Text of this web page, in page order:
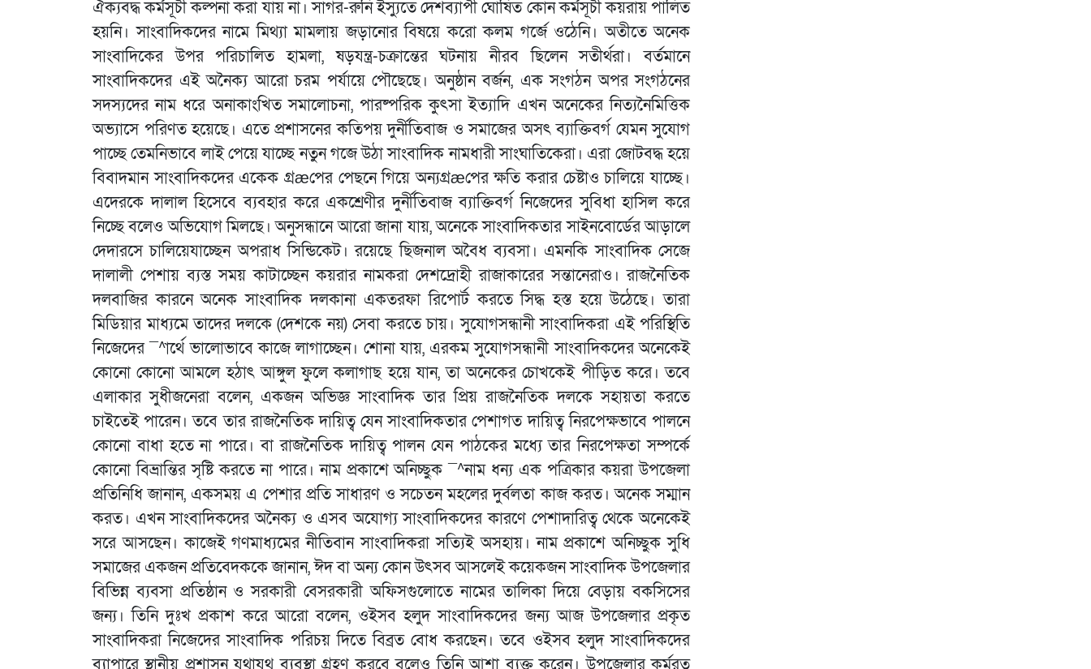
ঐক্যবদ্ধ কর্মসূচী কল্পনা করা যায় না। সাগর-রুনি ইস্যুতে দেশব্যাপী ঘোষিত কোন কর্মসূচী কয়রায় পালিত
হয়নি। সাংবাদিকদের নামে মিথ্যা মামলায় জড়ানোর বিষয়ে করো কলম গর্জে ওঠেনি। অতীতে অনেক
সাংবাদিকের উপর পরিচালিত হামলা, ষড়যন্ত্র-চক্রান্তের ঘটনায় নীরব ছিলেন সতীর্থরা। বর্তমানে
সাংবাদিকদের এই অনৈক্য আরো চরম পর্যায়ে পৌছেছে। অনুষ্ঠান বর্জন, এক সংগঠন অপর সংগঠনের
সদস্যদের নাম ধরে অনাকাংখিত সমালোচনা, পারষ্পরিক কুৎসা ইত্যাদি এখন অনেকের নিত্যনৈমিত্তিক
অভ্যাসে পরিণত হয়েছে। এতে প্রশাসনের কতিপয় দুর্নীতিবাজ ও সমাজের অসৎ ব্যাক্তিবর্গ যেমন সুযোগ
পাচ্ছে তেমনিভাবে লাই পেয়ে যাচ্ছে নতুন গজে উঠা সাংবাদিক নামধারী সাংঘাতিকেরা। এরা জোটবদ্ধ হয়ে
বিবাদমান সাংবাদিকদের একেক গ্রæপের পেছনে গিয়ে অন্যগ্রæপের ক্ষতি করার চেষ্টাও চালিয়ে যাচ্ছে।
এদেরকে দালাল হিসেবে ব্যবহার করে একশ্রেণীর দুর্নীতিবাজ ব্যাক্তিবর্গ নিজেদের সুবিধা হাসিল করে
নিচ্ছে বলেও অভিযোগ মিলছে। অনুসন্ধানে আরো জানা যায়, অনেকে সাংবাদিকতার সাইনবোর্ডের আড়ালে
দেদারসে চালিয়েযাচ্ছেন অপরাধ সিন্ডিকেট। রয়েছে ছিজনাল অবৈধ ব্যবসা। এমনকি সাংবাদিক সেজে
দালালী পেশায় ব্যস্ত সময় কাটাচ্ছেন কয়রার নামকরা দেশদ্রোহী রাজাকারের সন্তানেরাও। রাজনৈতিক
দলবাজির কারনে অনেক সাংবাদিক দলকানা একতরফা রিপোর্ট করতে সিদ্ধ হস্ত হয়ে উঠেছে। তারা
মিডিয়ার মাধ্যমে তাদের দলকে (দেশকে নয়) সেবা করতে চায়। সুযোগসন্ধানী সাংবাদিকরা এই পরিস্থিতি
নিজেদের ¯^ার্থে ভালোভাবে কাজে লাগাচ্ছেন। শোনা যায়, এরকম সুযোগসন্ধানী সাংবাদিকদের অনেকেই
কোনো কোনো আমলে হঠাৎ আঙ্গুল ফুলে কলাগাছ হয়ে যান, তা অনেকের চোখকেই পীড়িত করে। তবে
এলাকার সুধীজনেরা বলেন, একজন অভিজ্ঞ সাংবাদিক তার প্রিয় রাজনৈতিক দলকে সহায়তা করতে
চাইতেই পারেন। তবে তার রাজনৈতিক দায়িত্ব যেন সাংবাদিকতার পেশাগত দায়িত্ব নিরপেক্ষভাবে পালনে
কোনো বাধা হতে না পারে। বা রাজনৈতিক দায়িত্ব পালন যেন পাঠকের মধ্যে তার নিরপেক্ষতা সম্পর্কে
কোনো বিভ্রান্তির সৃষ্টি করতে না পারে। নাম প্রকাশে অনিচ্ছুক ¯^নাম ধন্য এক পত্রিকার কয়রা উপজেলা
প্রতিনিধি জানান, একসময় এ পেশার প্রতি সাধারণ ও সচেতন মহলের দুর্বলতা কাজ করত। অনেক সম্মান
করত। এখন সাংবাদিকদের অনৈক্য ও এসব অযোগ্য সাংবাদিকদের কারণে পেশাদারিত্ব থেকে অনেকেই
সরে আসছেন। কাজেই গণমাধ্যমের নীতিবান সাংবাদিকরা সত্যিই অসহায়। নাম প্রকাশে অনিচ্ছুক সুধি
সমাজের একজন প্রতিবেদককে জানান, ঈদ বা অন্য কোন উৎসব আসলেই কয়েকজন সাংবাদিক উপজেলার
বিভিন্ন ব্যবসা প্রতিষ্ঠান ও সরকারী বেসরকারী অফিসগুলোতে নামের তালিকা দিয়ে বেড়ায় বকসিসের
জন্য। তিনি দুঃখ প্রকাশ করে আরো বলেন, ওইসব হলুদ সাংবাদিকদের জন্য আজ উপজেলার প্রকৃত
সাংবাদিকরা নিজেদের সাংবাদিক পরিচয় দিতে বিব্রত বোধ করছেন। তবে ওইসব হলুদ সাংবাদিকদের
ব্যাপারে স্থানীয় প্রশাসন যথাযথ ব্যবস্থা গ্রহণ করবে বলেও তিনি আশা ব্যক্ত করেন। উপজেলার কর্মরত